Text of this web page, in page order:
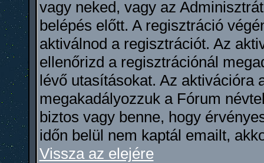
vagy neked, vagy az
belépés előtt. A regisztráció
aktiválnod a regisztrációt. Az
ellenőrizd a regisztrációnál
lévő utasításokat. Az aktivációra
megakadályozzuk a Fórum
biztos vagy benne, hogy
időn belül nem kaptál emailt,
Vissza az elejére